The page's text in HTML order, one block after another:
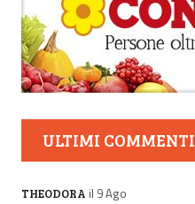
ULTIMI COMMENTI
THEODORA il 9 Ago